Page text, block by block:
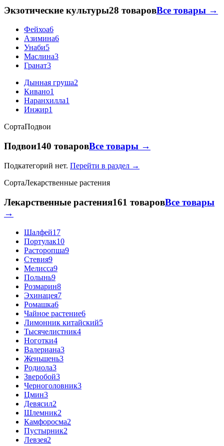
Экзотические культуры28 товаровВсе товары →
Фейхоа6
Азимина6
Унаби5
Маслина3
Гранат3
Дынная груша2
Кивано1
Наранхилла1
Инжир1
СортаПодвои
Подвои140 товаровВсе товары →
Подкатегорий нет. Перейти в раздел →
СортаЛекарственные растения
Лекарственные растения161 товаровВсе товары
→
Шалфей17
Портулак10
Расторопша9
Стевия9
Мелисса9
Полынь9
Розмарин8
Эхинацея7
Ромашка6
Чайное растение6
Лимонник китайский5
Тысячелистник4
Ноготки4
Валериана3
Женьшень3
Родиола3
Зверобой3
Черноголовник3
Цмин3
Девясил2
Шлемник2
Камфоросма2
Пустырник2
Левзея2